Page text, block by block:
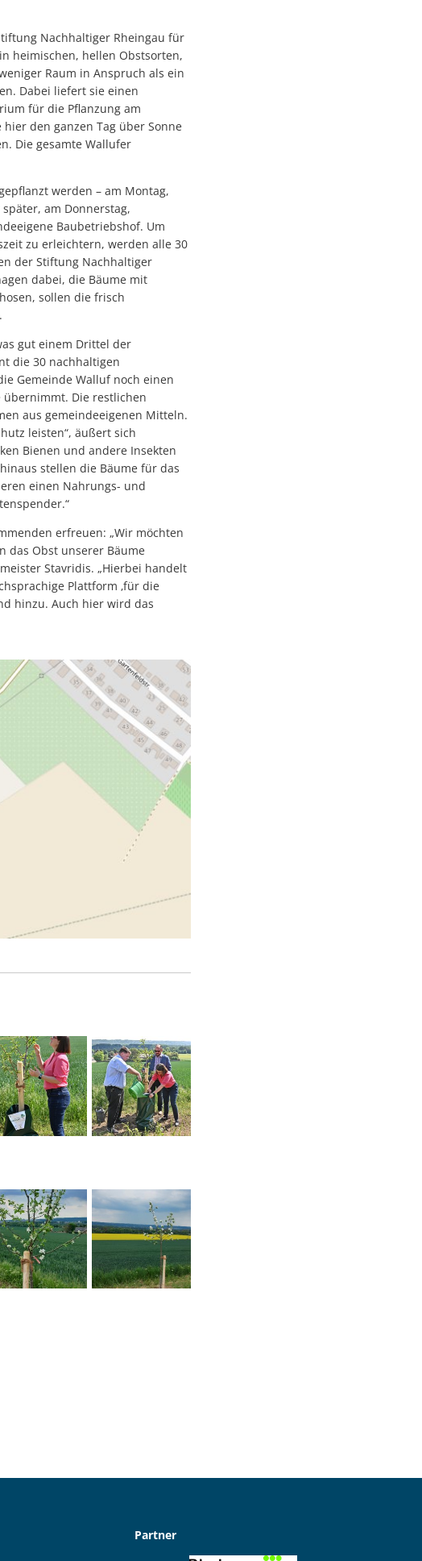
Nachhaltiger Rheingau für
heimischen, hellen Obstsorten,
Raum in Anspruch als ein
Dabei liefert sie einen
für die Pflanzung am
den ganzen Tag über Sonne
Die gesamte Wallufer
werden – am Montag,
am Donnerstag,
Baubetriebshof. Um
zu erleichtern, werden alle 30
der Stiftung Nachhaltiger
dabei, die Bäume mit
sollen die frisch
gut einem Drittel der
die 30 nachhaltigen
Gemeinde Walluf noch einen
Die restlichen
aus gemeindeeigenen Mitteln.
leisten“, äußert sich
Bienen und andere Insekten
stellen die Bäume für das
einen Nahrungs- und
erfreuen: „Wir möchten
das Obst unserer Bäume
Stavridis. „Hierbei handelt
Plattform ‚für die
hinzu. Auch hier wird das
Partner